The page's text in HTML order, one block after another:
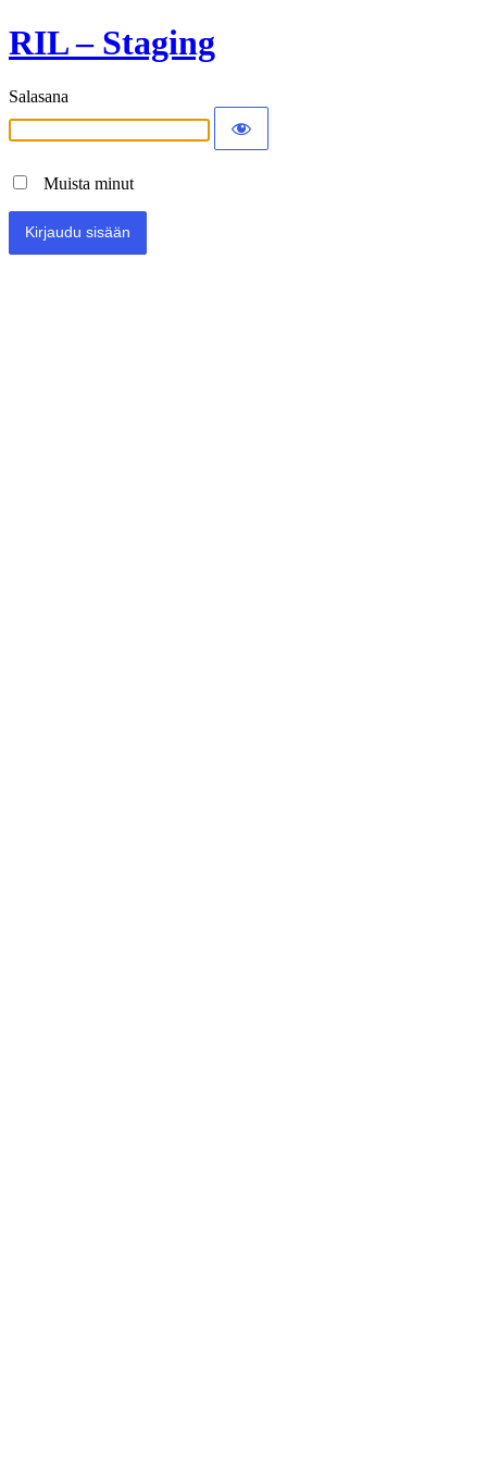
RIL – Staging
Salasana
Muista minut